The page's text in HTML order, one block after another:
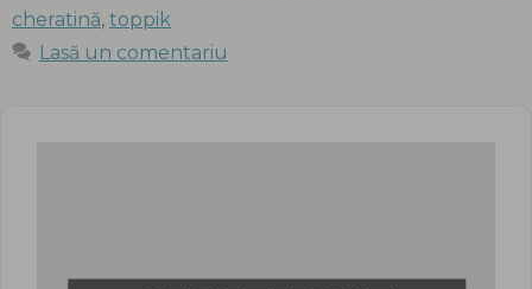
cheratină, toppik
Lasă un comentariu